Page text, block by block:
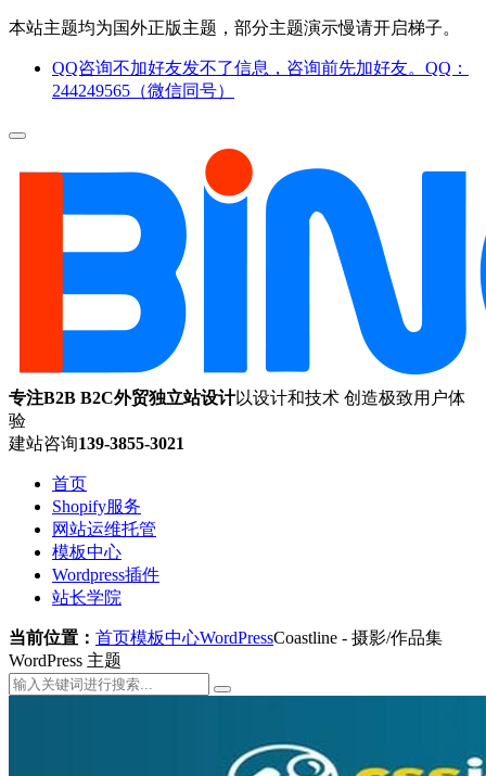
本站主题均为国外正版主题，部分主题演示慢请开启梯子。
QQ咨询不加好友发不了信息，咨询前先加好友。QQ：
244249565（微信同号）
专注B2B B2C外贸独立站设计以设计和技术 创造极致用户体
验
建站咨询139-3855-3021
首页
Shopify服务
网站运维托管
模板中心
Wordpress插件
站长学院
当前位置： 首页模板中心WordPressCoastline - 摄影/作品集
WordPress 主题